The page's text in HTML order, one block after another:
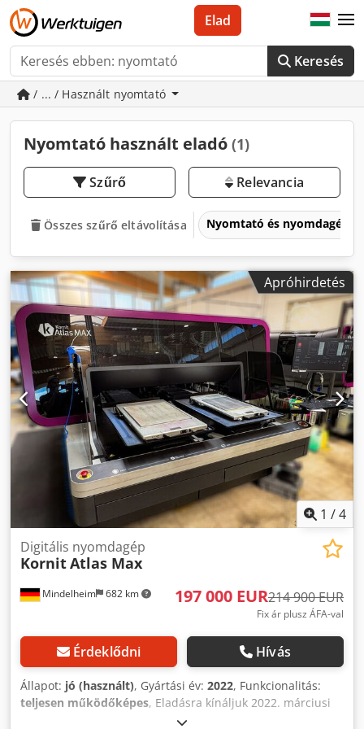
Keresés
Elad
/ ... / Használt nyomtató
Nyomtató használt eladó (1)
Szűrő Relevancia
Összes szűrő eltávolítása Nyomtató és
Apróhirdetés
1 /4
Mindelheim 682 km
Digitális nyomdagép
KornitAtlas Max
197 000 EUR214 900 EUR
Fix ár plusz ÁFA-val
Érdeklődni Hívás
Állapot: jó (használt), Gyártási év: 2022, Funkcionalitás:
teljesen működőképes, Eladásra kínáljuk 2022. márciusi
Kornit Atlas Maxunkat. A gép első kézből van, mindig is